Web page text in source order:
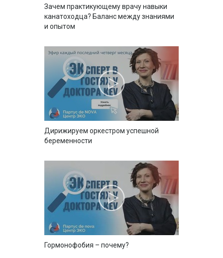
Зачем практикующему врачу навыки
канатоходца? Баланс между знаниями
и опытом
Дирижируем оркестром успешной
беременности
Гормонофобия – почему?